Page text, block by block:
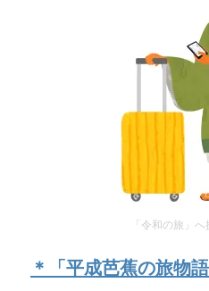
「令和の旅」
＊「平成芭蕉の旅物